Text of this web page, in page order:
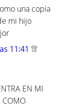
una copia
mi hijo
11:41
EN MI
COMO